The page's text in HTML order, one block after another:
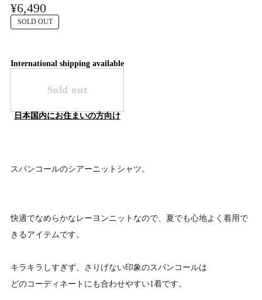
¥6,490
SOLD OUT
International shipping available
Sold out
日本国内にお住まいの方向け
スパンコールのシアーニットシャツ。
快適でなめらかなレーヨンニットなので、夏でも心地よく着用で
きるアイテムです。
キラキラしすぎず、さりげない印象のスパンコールは
どのコーディネートにも合わせやすい1着です。